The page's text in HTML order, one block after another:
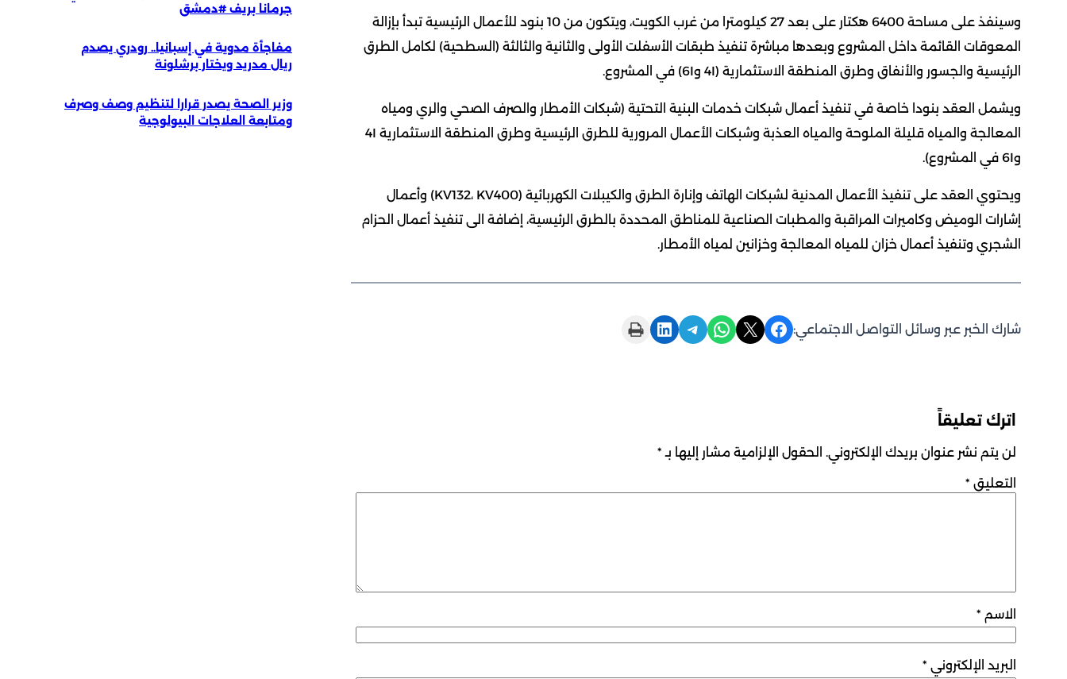
وسينفذ على مساحة 6400 هكتار على بعد 27 كيلومترا من غرب الكويت، ويتكون من 10 بنود للأعمال الرئيسية تبدأ بإزالة
المعوقات القائمة داخل المشروع وبعدها مباشرة تنفيذ طبقات الأسفلت الأولى والثانية والثالثة (السطحية) لكامل الطرق
الرئيسية والجسور والأنفاق وطرق المنطقة الاستثمارية (4I و6I) في المشروع.
ويشمل العقد بنودا خاصة في تنفيذ أعمال شبكات خدمات البنية التحتية (شبكات الأمطار والصرف الصحي والري ومياه
المعالجة والمياه قليلة الملوحة والمياه العذبة وشبكات الأعمال المرورية للطرق الرئيسية وطرق المنطقة الاستثمارية 4I
و6I في المشروع).
ويحتوي العقد على تنفيذ الأعمال المدنية لشبكات الهاتف وإنارة الطرق والكيبلات الكهربائية (KV132، KV400) وأعمال
إشارات الوميض وكاميرات المراقبة والمطبات الصناعية للمناطق المحددة بالطرق الرئيسية، إضافة الى تنفيذ أعمال الحزام
الشجري وتنفيذ أعمال خزان للمياه المعالجة وخزانين لمياه الأمطار.
شارك الخبر عبر وسائل التواصل الاجتماعي: Share on Facebook
Share on X
Share on WhatsApp
Share on Telegram
Share on LinkedIn
Print this Page
اترك تعليقاً
لن يتم نشر عنوان بريدك الإلكتروني. الحقول الإلزامية مشار إليها بـ *
التعليق *
الاسم *
البريد الإلكتروني *
جرمانا بريف #دمشق
مفاجأة مدوية في إسبانيا.. رودري يصدم
ريال مدريد ويختار برشلونة
وزير الصحة يصدر قرارا لتنظيم وصف وصرف
ومتابعة العلاجات البيولوجية